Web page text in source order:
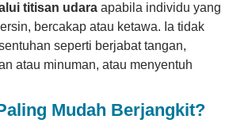
titisan udaraapabila individu yang
bercakap atau ketawa. Ia tidak
seperti berjabat tangan,
atau minuman, atau menyentuh
Mudah Berjangkit?